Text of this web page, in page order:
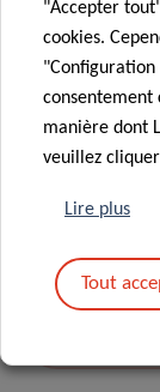
En
"Accepter
cookies.
consentement
manière dont
veuillez
Lire plus
Tout